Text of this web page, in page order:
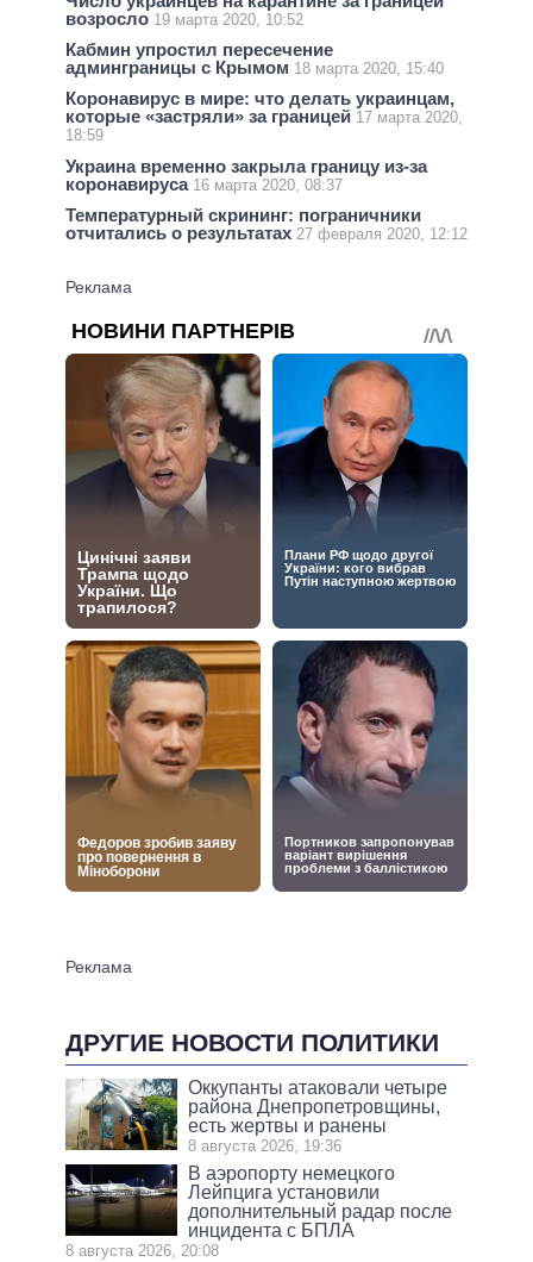
возросло 19 марта 2020, 10:52
Кабмин упростил пересечение
админграницы с Крымом 18 марта 2020, 15:40
Коронавирус в мире: что делать украинцам,
которые «застряли» за границей 17 марта 2020,
18:59
Украина временно закрыла границу из-за
коронавируса 16 марта 2020, 08:37
Температурный скрининг: пограничники
отчитались о результатах 27 февраля 2020, 12:12
ДРУГИЕ НОВОСТИ ПОЛИТИКИ
Оккупанты атаковали четыре
района Днепропетровщины,
есть жертвы и ранены
8 августа 2026, 19:36
В аэропорту немецкого
Лейпцига установили
дополнительный радар после
инцидента с БПЛА
8 августа 2026, 20:08